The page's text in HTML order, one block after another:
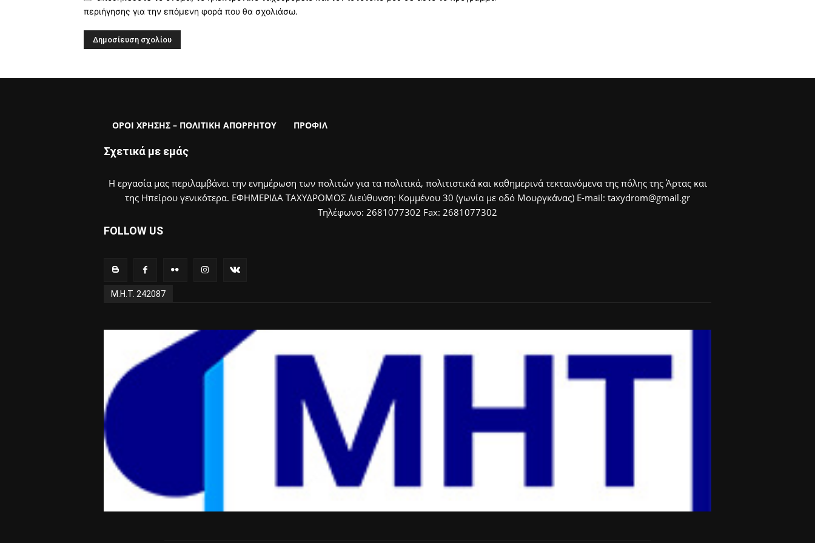
περιήγησης για την επόμενη φορά που θα σχολιάσω.
ΟΡΟΙ ΧΡΗΣΗΣ – ΠΟΛΙΤΙΚΗ ΑΠΟΡΡΗΤΟΥ ΠΡΟΦΙΛ
Σχετικά με εμάς
Η εργασία μας περιλαμβάνει την ενημέρωση των πολιτών για τα πολιτικά, πολιτιστικά και καθημερινά τεκταινόμενα της πόλης της Άρτας και
της Ηπείρου γενικότερα. ΕΦΗΜΕΡΙΔΑ ΤΑΧΥΔΡΟΜΟΣ Διεύθυνση: Κομμένου 30 (γωνία με οδό Μουργκάνας) E-mail: taxydrom@gmail.gr
Τηλέφωνο: 2681077302 Fax: 2681077302
FOLLOW US
Μ.Η.Τ. 242087